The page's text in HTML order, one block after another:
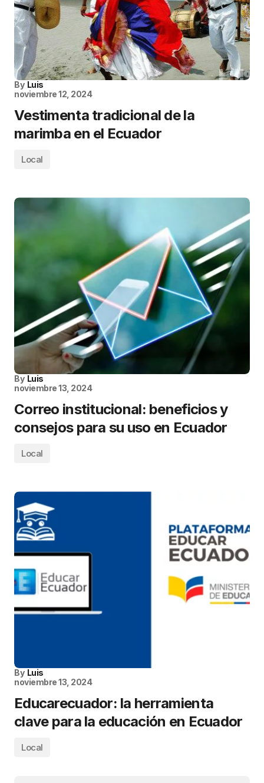
By Luis
noviembre 12, 2024
Vestimenta tradicional de la
marimba en el Ecuador
Local
By Luis
noviembre 13, 2024
Correo institucional: beneficios y
consejos para su uso en Ecuador
Local
By Luis
noviembre 13, 2024
Educarecuador: la herramienta
clave para la educación en Ecuador
Local